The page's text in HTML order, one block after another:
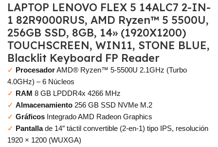
LAPTOP LENOVO FLEX 5 14ALC7 2-IN-
1 82R9000RUS, AMD Ryzen™ 5 5500U,
256GB SSD, 8GB, 14» (1920X1200)
TOUCHSCREEN, WIN11, STONE BLUE,
Blacklit Keyboard FP Reader
✓ ProcesadorAMD® Ryzen™ 5-5500U 2.1GHz (Turbo
4.0GHz) – 6 Núcleos
✓ RAM 8 GB LPDDR4x 4266 MHz
✓ Almacenamiento 256 GB SSD NVMe M.2
✓ Gráficos Integrado AMD Radeon Graphics
✓ Pantallade 14″ táctil convertible (2-en-1) tipo IPS, resolución
1920 × 1200 (WUXGA)